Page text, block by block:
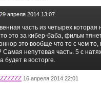
29 апреля 2014 13:07
часть из четырех которая
это за кибер-баба, фильм
это вообще что то с чем то,
непутевая часть. 5 с
будет в восторге.
16 апреля 2014 22:01